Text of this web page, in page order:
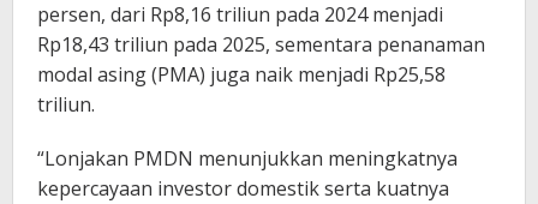
persen, dari Rp8,16 triliun pada 2024 menjadi
Rp18,43 triliun pada 2025, sementara penanaman
modal asing (PMA) juga naik menjadi Rp25,58
triliun.
“Lonjakan PMDN menunjukkan meningkatnya
kepercayaan investor domestik serta kuatnya